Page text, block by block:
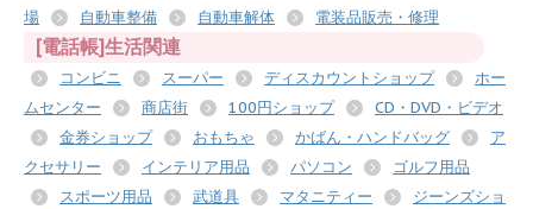
場
自動車整備 自動車解体 電装品販売・修理
[電話帳]生活関連
コンビニ スーパー ディスカウントショップ
ホー
ムセンター
商店街 100円ショップ
CD・DVD・ビデオ
金券ショップ
おもちゃ かばん・ハンドバッグ
ア
クセサリー
インテリア用品 パソコン
ゴルフ用品
スポーツ用品
武道具 マタニティー
ジーンズショ